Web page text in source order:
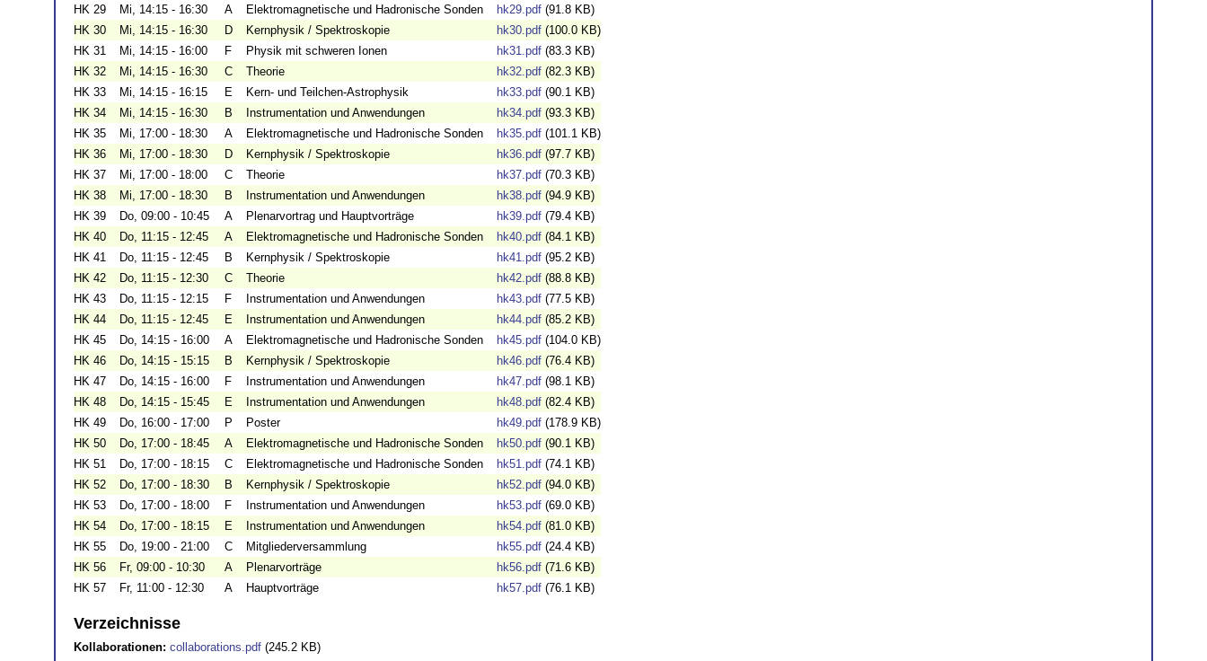
HK 29
Mi, 14:15 - 16:30 A Elektromagnetische und Hadronische Sonden hk29.pdf (91.8 KB)
HK 30
Mi, 14:15 - 16:30 D Kernphysik / Spektroskopie hk30.pdf (100.0 KB)
HK 31
Mi, 14:15 - 16:00 F Physik mit schweren Ionen hk31.pdf (83.3 KB)
HK 32
Mi, 14:15 - 16:30 C Theorie hk32.pdf (82.3 KB)
HK 33
Mi, 14:15 - 16:15 E Kern- und Teilchen-Astrophysik hk33.pdf (90.1 KB)
HK 34
Mi, 14:15 - 16:30 B Instrumentation und Anwendungen hk34.pdf (93.3 KB)
HK 35
Mi, 17:00 - 18:30 A Elektromagnetische und Hadronische Sonden hk35.pdf (101.1 KB)
HK 36
Mi, 17:00 - 18:30 D Kernphysik / Spektroskopie hk36.pdf (97.7 KB)
HK 37
Mi, 17:00 - 18:00 C Theorie hk37.pdf (70.3 KB)
HK 38
Mi, 17:00 - 18:30 B Instrumentation und Anwendungen hk38.pdf (94.9 KB)
HK 39
Do, 09:00 - 10:45 A Plenarvortrag und Hauptvorträge hk39.pdf (79.4 KB)
HK 40
Do, 11:15 - 12:45 A Elektromagnetische und Hadronische Sonden hk40.pdf (84.1 KB)
HK 41
Do, 11:15 - 12:45 B Kernphysik / Spektroskopie hk41.pdf (95.2 KB)
HK 42
Do, 11:15 - 12:30 C Theorie hk42.pdf (88.8 KB)
HK 43
Do, 11:15 - 12:15 F Instrumentation und Anwendungen hk43.pdf (77.5 KB)
HK 44
Do, 11:15 - 12:45 E Instrumentation und Anwendungen hk44.pdf (85.2 KB)
HK 45
Do, 14:15 - 16:00 A Elektromagnetische und Hadronische Sonden hk45.pdf (104.0 KB)
HK 46
Do, 14:15 - 15:15 B Kernphysik / Spektroskopie hk46.pdf (76.4 KB)
HK 47
Do, 14:15 - 16:00 F Instrumentation und Anwendungen hk47.pdf (98.1 KB)
HK 48
Do, 14:15 - 15:45 E Instrumentation und Anwendungen hk48.pdf (82.4 KB)
HK 49
Do, 16:00 - 17:00 P Poster hk49.pdf (178.9 KB)
HK 50
Do, 17:00 - 18:45 A Elektromagnetische und Hadronische Sonden hk50.pdf (90.1 KB)
HK 51
Do, 17:00 - 18:15 C Elektromagnetische und Hadronische Sonden hk51.pdf (74.1 KB)
HK 52
Do, 17:00 - 18:30 B Kernphysik / Spektroskopie hk52.pdf (94.0 KB)
HK 53
Do, 17:00 - 18:00 F Instrumentation und Anwendungen hk53.pdf (69.0 KB)
HK 54
Do, 17:00 - 18:15 E Instrumentation und Anwendungen hk54.pdf (81.0 KB)
HK 55
Do, 19:00 - 21:00 C Mitgliederversammlung hk55.pdf (24.4 KB)
HK 56
Fr, 09:00 - 10:30 A Plenarvorträge hk56.pdf (71.6 KB)
HK 57
Fr, 11:00 - 12:30 A Hauptvorträge hk57.pdf (76.1 KB)
Verzeichnisse
Kollaborationen: collaborations.pdf (245.2 KB)